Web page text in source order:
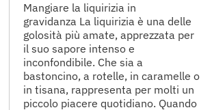
Mangiare la liquirizia in
gravidanza La liquirizia è una delle
golosità più amate, apprezzata per
il suo sapore intenso e
inconfondibile. Che sia a
bastoncino, a rotelle, in caramelle o
in tisana, rappresenta per molti un
piccolo piacere quotidiano. Quando